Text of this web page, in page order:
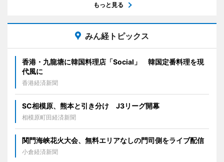
もっと見る
みん経トピックス
香港・九龍塘に韓国料理店「Social」 韓国定番料理を現
代風に
香港経済新聞
SC相模原、熊本と引き分け J3リーグ開幕
相模原町田経済新聞
関門海峡花火大会、無料エリアなしの門司側をライブ配信
小倉経済新聞